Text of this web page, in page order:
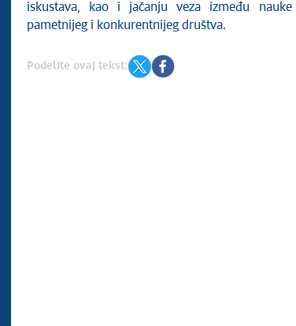
iskustava, kao i jačanju veza između
pametnijeg i konkurentnijeg društva.
Podelite ovaj tekst: